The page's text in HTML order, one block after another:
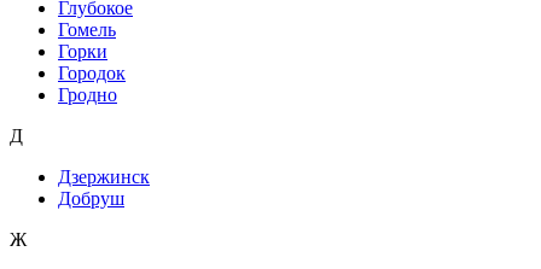
Глубокое
Гомель
Горки
Городок
Гродно
Д
Дзержинск
Добруш
Ж